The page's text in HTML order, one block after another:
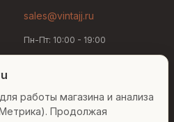
sales@vintajj.ru
Пн-Пт: 10:00 - 19:00
cookies
работы магазина и анализа
Продолжая
могу помочь?